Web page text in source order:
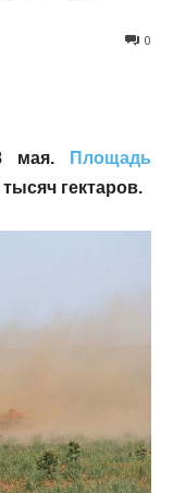
0
мая.
Площадь
гектаров.